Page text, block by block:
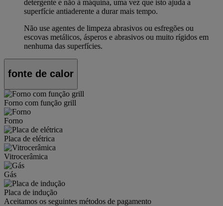
detergente e não à máquina, uma vez que isto ajuda a
superfície antiaderente a durar mais tempo.
Não use agentes de limpeza abrasivos ou esfregões ou
escovas metálicos, ásperos e abrasivos ou muito rígidos em
nenhuma das superfícies.
fonte de calor
Forno com função grill
Forno
Placa de elétrica
Vitrocerâmica
Gás
Placa de indução
Aceitamos os seguintes métodos de pagamento